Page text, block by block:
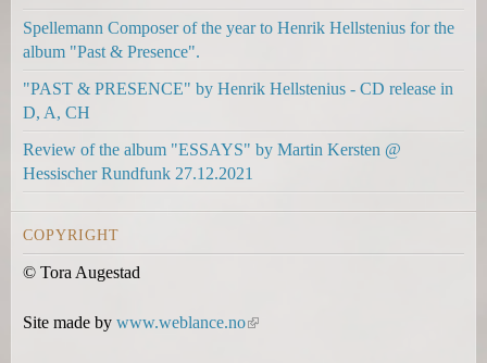
t
e
r
n
a
l
)
t
e
r
n
l
s
e
m
i
l
Spellemann Composer of the year to Henrik Hellstenius for the
album "Past & Presence".
"PAST & PRESENCE" by Henrik Hellstenius - CD release in
D, A, CH
Review of the album "ESSAYS" by Martin Kersten @
Hessischer Rundfunk 27.12.2021
COPYRIGHT
© Tora Augestad
Site made by www.weblance.no(